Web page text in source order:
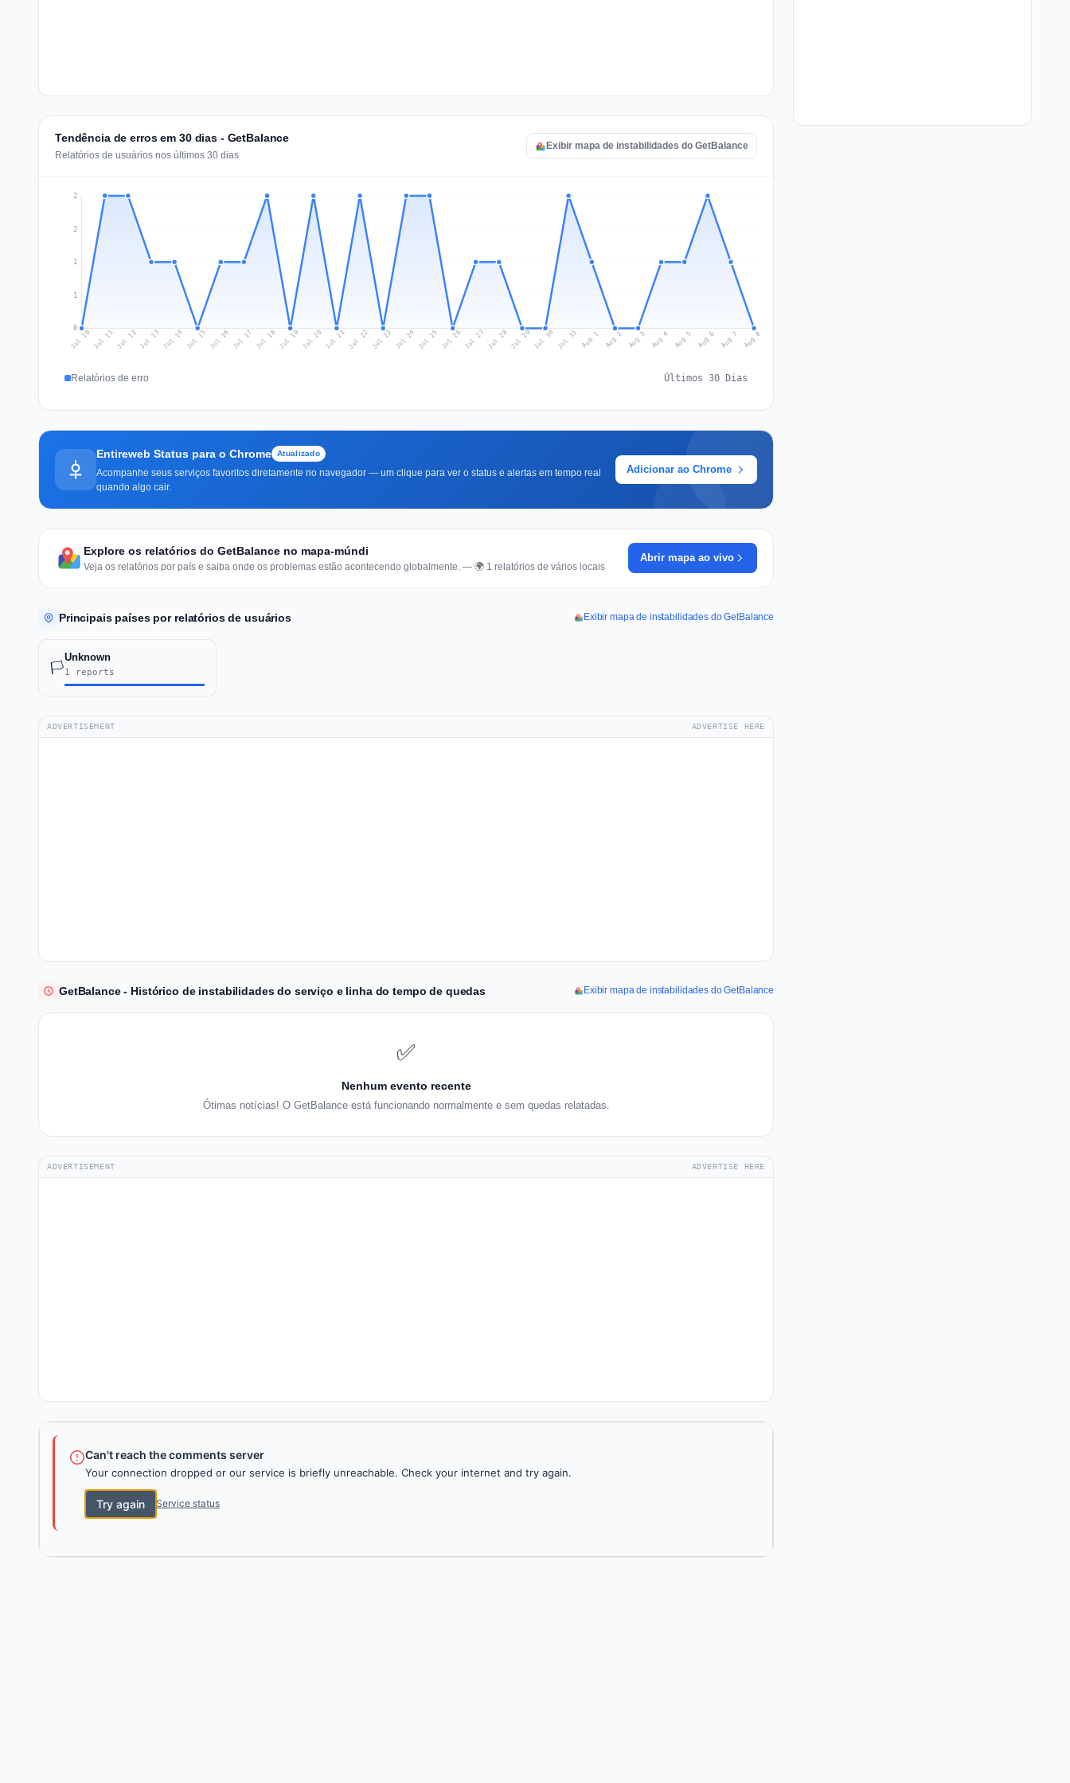
Tendência de erros em 30 dias - GetBalance
Relatórios de usuários nos últimos 30 dias
Exibir mapa de instabilidades do GetBalance
0
1
1
2
2
Jul 10 Jul 11Jul 12Jul 13 Jul 14 Jul 15 Jul 16 Jul 17 Jul 18Jul 19 Jul 20 Jul 21Jul 22 Jul 23 Jul 24 Jul 25 Jul 26Jul 27 Jul 28Jul 29 Jul 30 Jul 31 Aug 1 Aug 2 Aug 3 Aug 4 Aug 5 Aug 6 Aug 7 Aug 8
Relatórios de erro Últimos 30 Dias
Entireweb Status para o Chrome Atualizado
Acompanhe seus serviços favoritos diretamente no navegador — um clique para ver o status e alertas em tempo real
quando algo cair.
Adicionar ao Chrome
Explore os relatórios do GetBalance no mapa-múndi
Veja os relatórios por país e saiba onde os problemas estão acontecendo globalmente. — 🌍 1 relatórios de vários locais
Abrir mapa ao vivo
Principais países por relatórios de usuários Exibir mapa de instabilidades do GetBalance
🏳️
Unknown
1 reports
ADVERTISEMENT ADVERTISE HERE
GetBalance - Histórico de instabilidades do serviço e linha do tempo de quedas Exibir mapa de instabilidades do GetBalance
✅
Nenhum evento recente
Ótimas notícias! O GetBalance está funcionando normalmente e sem quedas relatadas.
ADVERTISEMENT ADVERTISE HERE
Can't reach the comments server
Your connection dropped or our service is briefly unreachable. Check your internet and try again.
Try again Service status